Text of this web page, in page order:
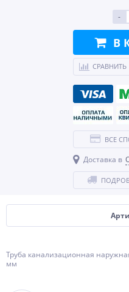
Труба канализационная
мм
-
В
СРАВНИТЬ
ВСЕ
Доставка в